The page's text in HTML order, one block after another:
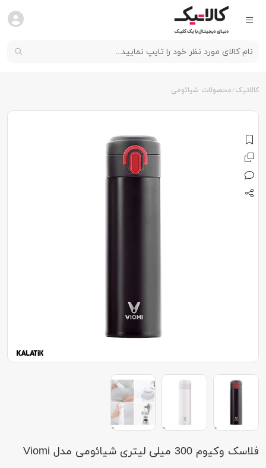
کالاتیک محصولات شیائومی
فلاسک وکیوم 300 میلی لیتری شیائومی مدل Viomi